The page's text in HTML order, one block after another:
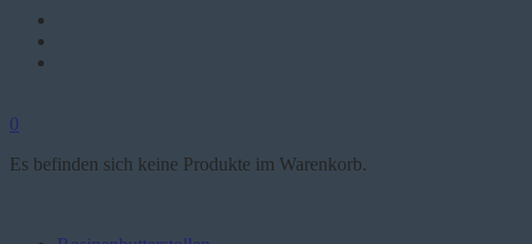
0
Es befinden sich keine Produkte im Warenkorb.